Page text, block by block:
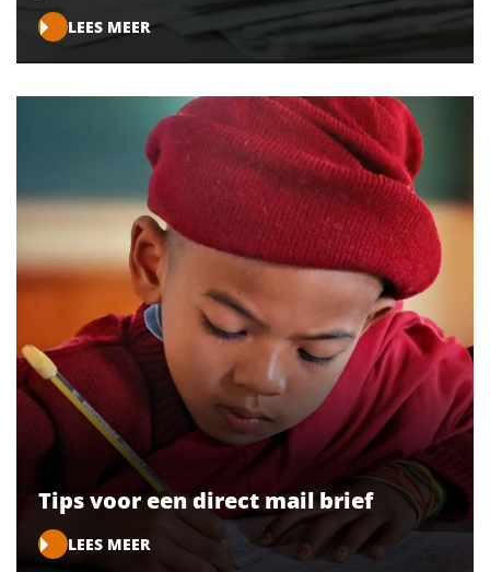
LEES MEER
Tips voor een direct mail brief
LEES MEER